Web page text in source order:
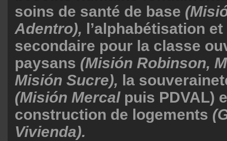
soins de santé de base
Adentro), l’alphabétisation
secondaire pour la classe
paysans (Misión Robinson,
Misión Sucre), la
(Misión Mercalpuis PDVAL)
construction de logements
Vivienda).